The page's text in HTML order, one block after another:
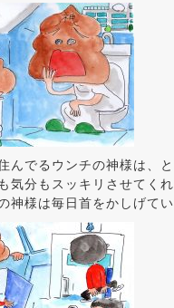
でるウンチの神様は、
気分もスッキリさせてく
神様は毎日首をかしげてい